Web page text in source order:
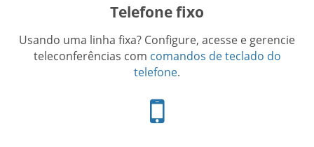
Telefone fixo
Usando uma linha fixa? Configure, acesse e gerencie
teleconferências com comandos de teclado do
telefone.
Ícone
de